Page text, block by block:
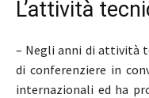
L’attività
– Negli anni di attività
di conferenziere in
internazionali ed ha